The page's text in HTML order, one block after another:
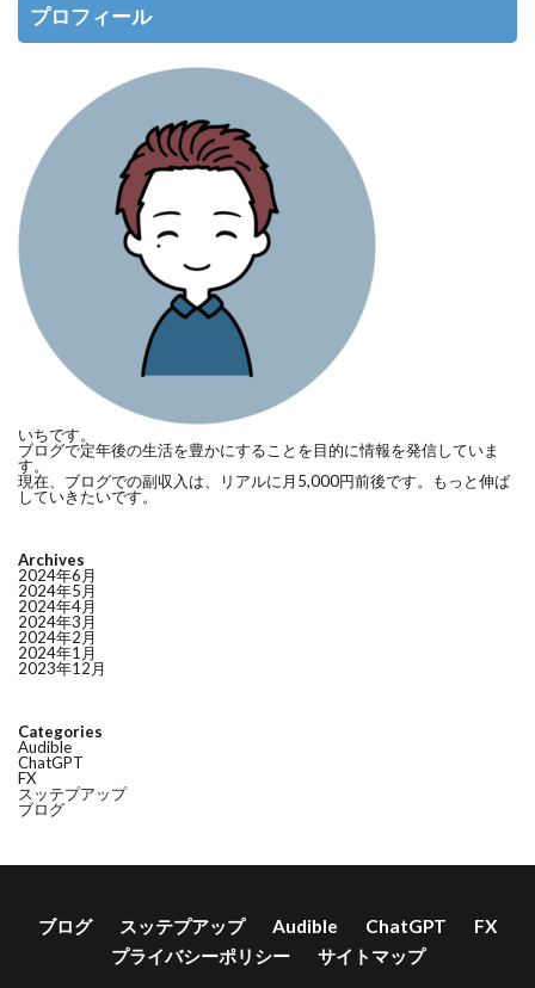
プロフィール
いちです。
ブログで定年後の生活を豊かにすることを目的に情報を発信していま
す。
現在、ブログでの副収入は、リアルに月5,000円前後です。もっと伸ば
していきたいです。
Archives
2024年6月
2024年5月
2024年4月
2024年3月
2024年2月
2024年1月
2023年12月
Categories
Audible
ChatGPT
FX
スッテプアップ
ブログ
ブログ スッテプアップ Audible ChatGPT
FX
プライバシーポリシー
サイトマップ